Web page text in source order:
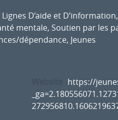
Lignes D’aide et D’information,
mentale, Soutien par les
dépendance, Jeunes
https://